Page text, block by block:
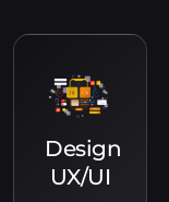
Design
UX/UI